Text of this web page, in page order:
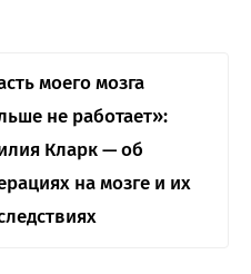
моего мозга
не работает»:
Кларк — об
на мозге и их